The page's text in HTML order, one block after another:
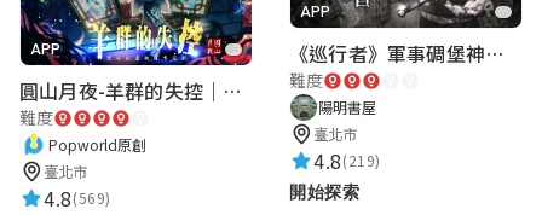
APP
圓山月夜-羊群的失控｜圓山飯店 ARG實境解謎遊戲
難度
Popworld原創
臺北市
4.8(569)
APP
《巡行者》軍事碉堡神秘探索｜陽明書屋實境遊戲
難度
陽明書屋
臺北市
4.8(219)
開始探索